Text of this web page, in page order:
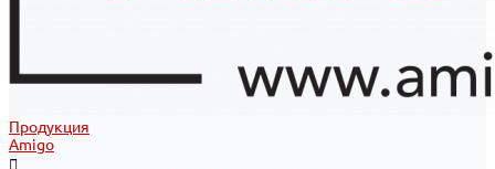
Продукция
Amigo